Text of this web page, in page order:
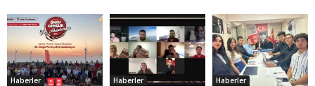
Haberler Haberler Haberler